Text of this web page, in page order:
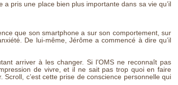
pris une place bien plus importante dans sa vie qu’il
que son smartphone a sur son comportement, sur
De lui-même, Jérôme a commencé à dire qu’il
arriver à les changer. Si l’OMS ne reconnaît pas
de vivre, et il ne sait pas trop quoi en faire
Scroll, c’est cette prise de conscience personnelle qui